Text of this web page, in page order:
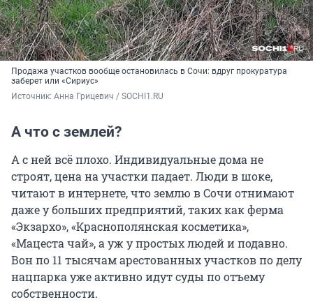
Продажа участков вообще остановилась в Сочи: вдруг прокуратура
заберет или «Сириус»
Источник: Анна Грицевич / SOCHI1.RU
А что с землей?
А с ней всё плохо. Индивидуальные дома не
строят, цена на участки падает. Люди в шоке,
читают в интернете, что землю в Сочи отнимают
даже у больших предприятий, таких как ферма
«Экзархо», «Краснополянская косметика»,
«Мацеста чай», а уж у простых людей и подавно.
Вон по 11 тысячам арестованных участков по делу
нацпарка уже активно идут суды по отъему
собственности.